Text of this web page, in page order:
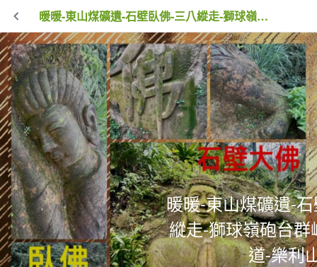
暖暖-東山煤礦遺-石壁臥佛-三八縱走-獅球嶺砲台群峰-劉銘傳隧道-樂利山
暖暖-東山煤礦遺-
縱走-獅球嶺砲台
道-樂利